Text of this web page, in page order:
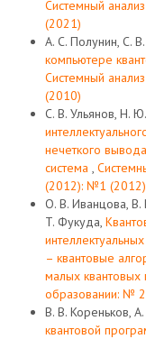
Системный
(2021)
А. С. Полунин, С.
компьютере
Системный
(2010)
С. В. Ульянов, Н.
нечеткого
система ,
(2012): №1 (2012)
О. В. Иванцова, В.
T. Фукуда,
– квантовые
малых квантовых
образовании: №
В. В. Кореньков,
квантовой